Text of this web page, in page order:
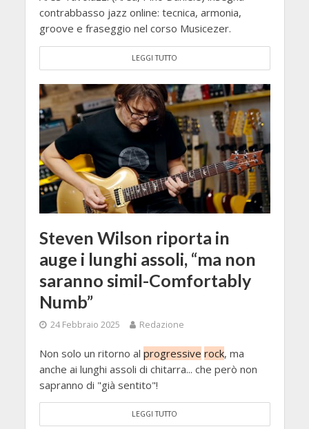
contrabbasso jazz online: tecnica, armonia,
groove e fraseggio nel corso Musicezer.
LEGGI TUTTO
Steven Wilson riporta in
auge i lunghi assoli, “ma non
saranno simil-Comfortably
Numb”
24 Febbraio 2025 Redazione
Non solo un ritorno al progressive rock, ma
anche ai lunghi assoli di chitarra... che però non
sapranno di "già sentito"!
LEGGI TUTTO